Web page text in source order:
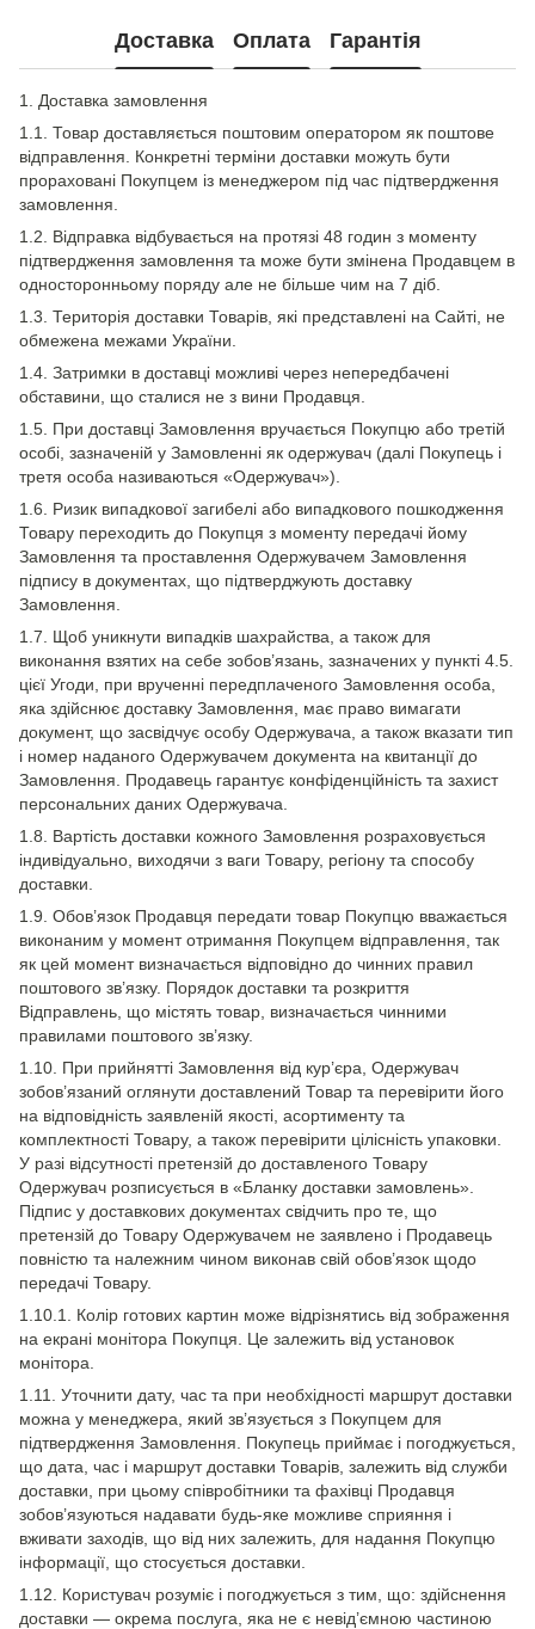
Доставка Оплата Гарантія
1. Доставка замовлення
1.1. Товар доставляється поштовим оператором як поштове
відправлення. Конкретні терміни доставки можуть бути
прораховані Покупцем із менеджером під час підтвердження
замовлення.
1.2. Відправка відбувається на протязі 48 годин з моменту
підтвердження замовлення та може бути змінена Продавцем в
односторонньому поряду але не більше чим на 7 діб.
1.3. Територія доставки Товарів, які представлені на Сайті, не
обмежена межами України.
1.4. Затримки в доставці можливі через непередбачені
обставини, що сталися не з вини Продавця.
1.5. При доставці Замовлення вручається Покупцю або третій
особі, зазначеній у Замовленні як одержувач (далі Покупець і
третя особа називаються «Одержувач»).
1.6. Ризик випадкової загибелі або випадкового пошкодження
Товару переходить до Покупця з моменту передачі йому
Замовлення та проставлення Одержувачем Замовлення
підпису в документах, що підтверджують доставку
Замовлення.
1.7. Щоб уникнути випадків шахрайства, а також для
виконання взятих на себе зобов’язань, зазначених у пункті 4.5.
цієї Угоди, при врученні передплаченого Замовлення особа,
яка здійснює доставку Замовлення, має право вимагати
документ, що засвідчує особу Одержувача, а також вказати тип
і номер наданого Одержувачем документа на квитанції до
Замовлення. Продавець гарантує конфіденційність та захист
персональних даних Одержувача.
1.8. Вартість доставки кожного Замовлення розраховується
індивідуально, виходячи з ваги Товару, регіону та способу
доставки.
1.9. Обов’язок Продавця передати товар Покупцю вважається
виконаним у момент отримання Покупцем відправлення, так
як цей момент визначається відповідно до чинних правил
поштового зв’язку. Порядок доставки та розкриття
Відправлень, що містять товар, визначається чинними
правилами поштового зв’язку.
1.10. При прийнятті Замовлення від кур’єра, Одержувач
зобов’язаний оглянути доставлений Товар та перевірити його
на відповідність заявленій якості, асортименту та
комплектності Товару, а також перевірити цілісність упаковки.
У разі відсутності претензій до доставленого Товару
Одержувач розписується в «Бланку доставки замовлень».
Підпис у доставкових документах свідчить про те, що
претензій до Товару Одержувачем не заявлено і Продавець
повністю та належним чином виконав свій обов’язок щодо
передачі Товару.
1.10.1. Колір готових картин може відрізнятись від зображення
на екрані монітора Покупця. Це залежить від установок
монітора.
1.11. Уточнити дату, час та при необхідності маршрут доставки
можна у менеджера, який зв’язується з Покупцем для
підтвердження Замовлення. Покупець приймає і погоджується,
що дата, час і маршрут доставки Товарів, залежить від служби
доставки, при цьому співробітники та фахівці Продавця
зобов’язуються надавати будь-яке можливе сприяння і
вживати заходів, що від них залежить, для надання Покупцю
інформації, що стосується доставки.
1.12. Користувач розуміє і погоджується з тим, що: здійснення
доставки — окрема послуга, яка не є невід’ємною частиною